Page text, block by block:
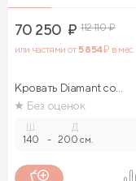
70 250 ₽ 112 110₽
или частями от5 854₽ в мес.
Кровать Diamant со
стразами
Без оценок
140 -
Д.
200 см.